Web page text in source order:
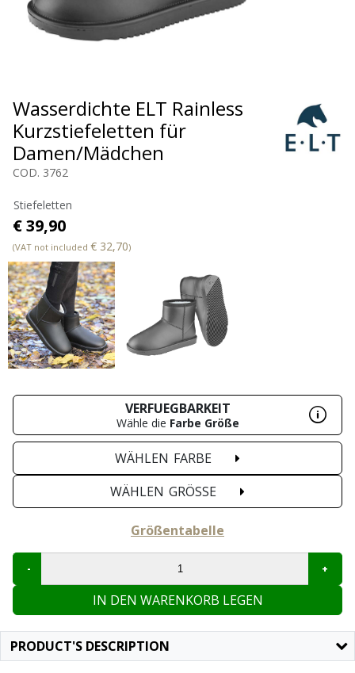
Wasserdichte ELT Rainless
Kurzstiefeletten für
Damen/Mädchen
COD. 3762
Stiefeletten
€ 39,90
(VAT not included € 32,70)
VERFUEGBARKEIT
Wähle die Farbe Größe
WÄHLEN FARBE
WÄHLEN GRÖSSE
Größentabelle
IN DEN WARENKORB LEGEN
PRODUCT'S DESCRIPTION